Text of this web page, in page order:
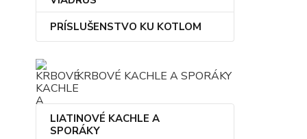
PRÍSLUŠENSTVO KU KOTLOM
KRBOVÉ KACHLE A SPORÁKY
LIATINOVÉ KACHLE A
SPORÁKY